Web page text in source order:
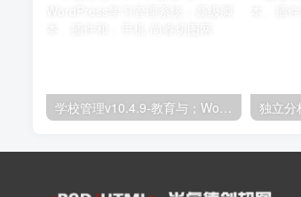
学校管理v10.4.9-教育与；WordPress学习管理系统；高级脚本、插件和；手机